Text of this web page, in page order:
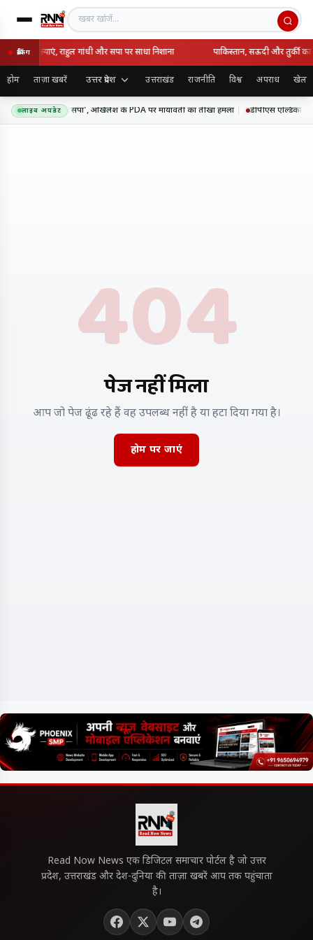
खबर खोजें
ब्रेकिंग
जनसमस्याएं, राहुल गांधी और सपा पर साधा निशाना पाकिस्तान, सऊदी और तुर्की का
होम ताज़ा खबरें उत्तर प्रदेश उत्तराखंड राजनीति विश्व अपराध खेल
लाइव अपडेट
की तरह रंग बदलती है सपा’, अखिलेश के PDA पर मायावती का तीखा हमला डीपीएस एल्डिको में
404
पेज नहीं मिला
आप जो पेज ढूंढ रहे हैं वह उपलब्ध नहीं है या हटा दिया गया है।
होम पर जाएं
Read Now News एक डिजिटल समाचार पोर्टल है जो उत्तर
प्रदेश, उत्तराखंड और देश-दुनिया की ताज़ा खबरें आप तक पहुंचाता
है।